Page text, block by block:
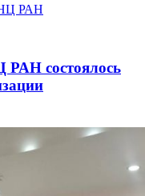
РАН
РАН состоялось